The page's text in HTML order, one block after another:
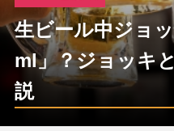
生ビール中ジョ
ml」？ジョッキ
説